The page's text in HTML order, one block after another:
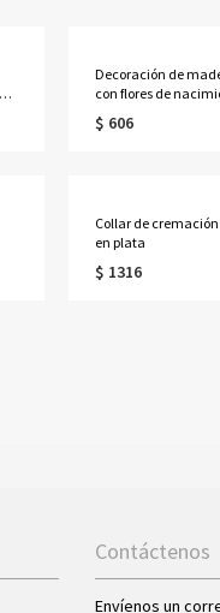
Decoración de
con flores de
$ 606
Collar de
en plata
$ 1316
Contáctenos
Envíenos un